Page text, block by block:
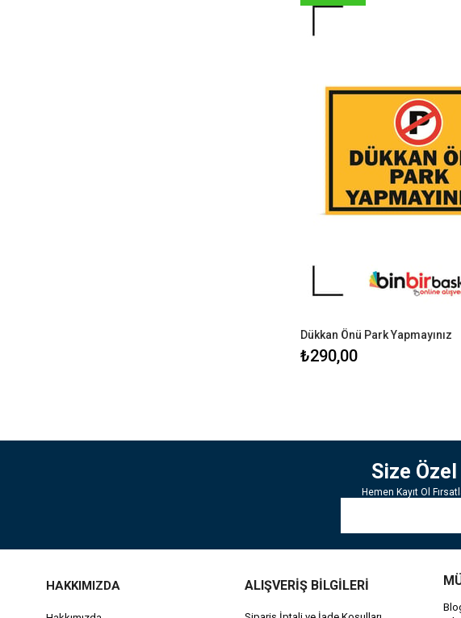
Dükkan Önü Park Yapmayınız
₺290,00
Size
Hemen Kayıt Ol
HAKKIMIZDA ALIŞVERİŞ BİLGİLERİ